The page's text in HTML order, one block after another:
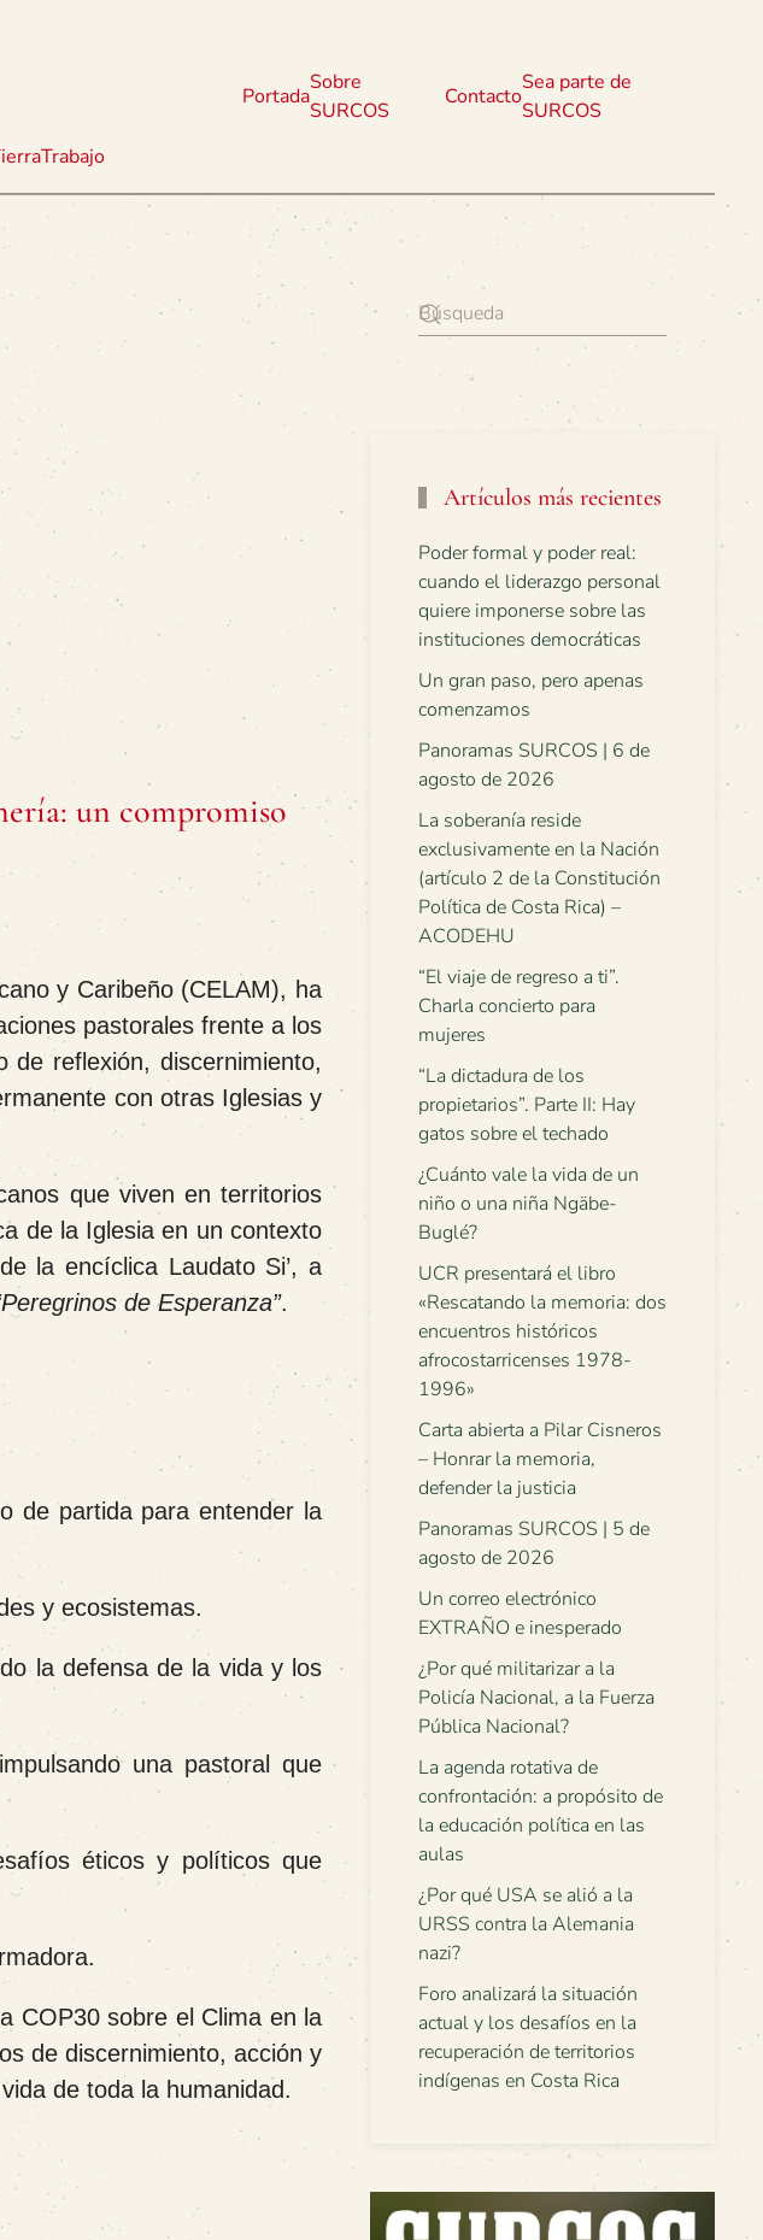
Trabajo
Portada
Sobre
SURCOS
Contacto
Sea parte de
SURCOS
un compromiso
y Caribeño (CELAM), ha
pastorales frente a los
reflexión, discernimiento,
con otras Iglesias y
que viven en territorios
de la Iglesia en un contexto
la encíclica Laudato Si’, a
de Esperanza”.
de partida para entender la
y ecosistemas.
la defensa de la vida y los
una pastoral que
éticos y políticos que
COP30 sobre el Clima en la
de discernimiento, acción y
de toda la humanidad.
Artículos más recientes
Poder formal y poder real:
cuando el liderazgo personal
quiere imponerse sobre las
instituciones democráticas
Un gran paso, pero apenas
comenzamos
Panoramas SURCOS | 6 de
agosto de 2026
La soberanía reside
exclusivamente en la Nación
(artículo 2 de la Constitución
Política de Costa Rica) –
ACODEHU
“El viaje de regreso a ti”.
Charla concierto para
mujeres
“La dictadura de los
propietarios”. Parte II: Hay
gatos sobre el techado
¿Cuánto vale la vida de un
niño o una niña Ngäbe-
Buglé?
UCR presentará el libro
«Rescatando la memoria: dos
encuentros históricos
afrocostarricenses 1978-
1996»
Carta abierta a Pilar Cisneros
– Honrar la memoria,
defender la justicia
Panoramas SURCOS | 5 de
agosto de 2026
Un correo electrónico
EXTRAÑO e inesperado
¿Por qué militarizar a la
Policía Nacional, a la Fuerza
Pública Nacional?
La agenda rotativa de
confrontación: a propósito de
la educación política en las
aulas
¿Por qué USA se alió a la
URSS contra la Alemania
nazi?
Foro analizará la situación
actual y los desafíos en la
recuperación de territorios
indígenas en Costa Rica